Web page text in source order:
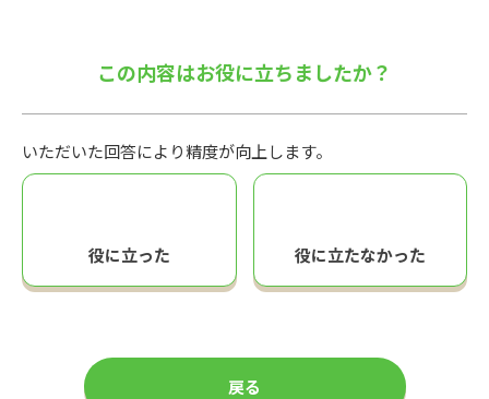
この内容はお役に立ちましたか？
いただいた回答により精度が向上します。
役に立った 役に立たなかった
戻る